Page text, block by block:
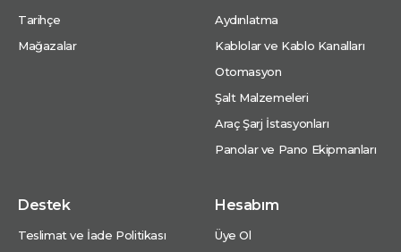
Tarihçe
Mağazalar
Aydınlatma
Kablolar ve Kablo Kanalları
Otomasyon
Şalt Malzemeleri
Araç Şarj İstasyonları
Panolar ve Pano Ekipmanları
Destek
Teslimat ve İade Politikası
Hesabım
Üye Ol